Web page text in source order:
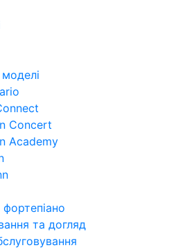
моделі
Concert
Academy
та догляд